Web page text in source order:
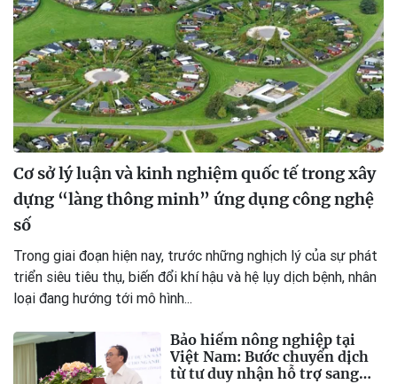
Cơ sở lý luận và kinh nghiệm quốc tế trong xây
dựng “làng thông minh” ứng dụng công nghệ
số
Trong giai đoạn hiện nay, trước những nghịch lý của sự phát
triển siêu tiêu thụ, biến đổi khí hậu và hệ lụy dịch bệnh, nhân
loại đang hướng tới mô hình...
Bảo hiểm nông nghiệp tại
Việt Nam: Bước chuyển dịch
từ tư duy nhận hỗ trợ sang